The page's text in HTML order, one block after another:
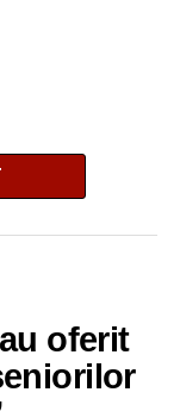
lucreze cu Elon
mi-a adus
oferit